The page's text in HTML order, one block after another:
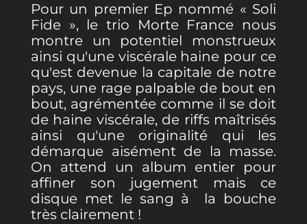
Pour un premier Ep nommé « Soli
Fide », le trio Morte France nous
montre un potentiel monstrueux
ainsi qu'une viscérale haine pour ce
qu'est devenue la capitale de notre
pays, une rage palpable de bout en
bout, agrémentée comme il se doit
de haine viscérale, de riffs maîtrisés
ainsi qu'une originalité qui les
démarque aisément de la masse.
On attend un album entier pour
affiner son jugement mais ce
disque met le sang à la bouche
très clairement !